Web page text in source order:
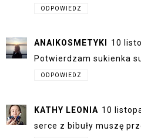
ODPOWIEDZ
ANAIKOSMETYKI
10
Potwierdzam sukienka
ODPOWIEDZ
KATHY LEONIA 10
serce z bibuły muszę